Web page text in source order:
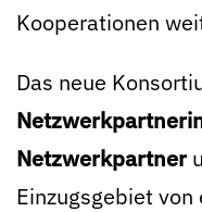
Kooperationen
Das neue
Netzwerkpartner
Einzugsgebiet von